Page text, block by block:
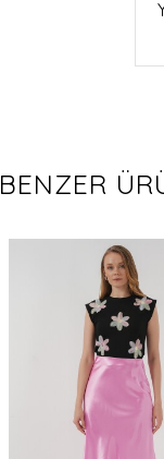
BENZER